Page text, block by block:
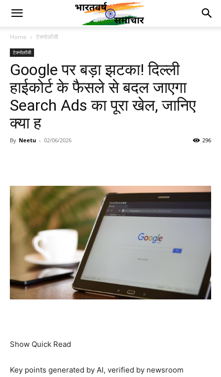
Home टेक्नोलॉजी
टेक्नोलॉजी
Google पर बड़ा झटका! दिल्ली
हाईकोर्ट के फैसले से बदल जाएगा
Search Ads का पूरा खेल, जानिए
क्या ह
By Neetu - 02/06/2026 296
Show Quick Read
Key points generated by AI, verified by newsroom